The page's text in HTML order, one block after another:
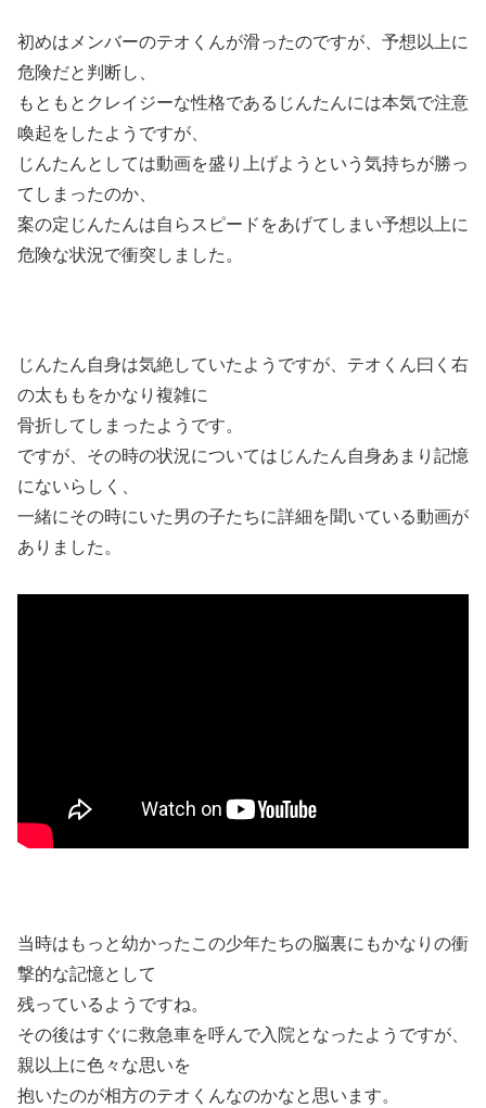
初めはメンバーのテオくんが滑ったのですが、予想以上に
危険だと判断し、
もともとクレイジーな性格であるじんたんには本気で注意
喚起をしたようですが、
じんたんとしては動画を盛り上げようという気持ちが勝っ
てしまったのか、
案の定じんたんは自らスピードをあげてしまい予想以上に
危険な状況で衝突しました。
じんたん自身は気絶していたようですが、テオくん曰く右
の太ももをかなり複雑に
骨折してしまったようです。
ですが、その時の状況についてはじんたん自身あまり記憶
にないらしく、
一緒にその時にいた男の子たちに詳細を聞いている動画が
ありました。
当時はもっと幼かったこの少年たちの脳裏にもかなりの衝
撃的な記憶として
残っているようですね。
その後はすぐに救急車を呼んで入院となったようですが、
親以上に色々な思いを
抱いたのが相方のテオくんなのかなと思います。